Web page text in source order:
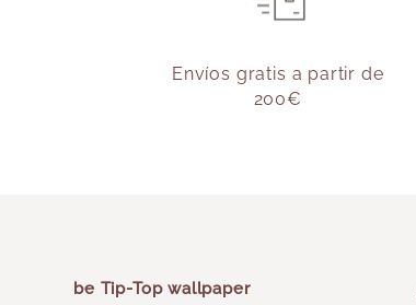
Envíos gratis a partir de
200€
be Tip-Top wallpaper